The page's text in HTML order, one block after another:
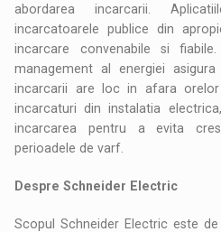
abordarea incarcarii.
incarcatoarele publice din
incarcare convenabile si
management al energiei
incarcarii are loc in afara
incarcaturi din instalatia
incarcarea pentru a evita
perioadele de varf.
Despre Schneider Electric
Scopul Schneider Electric este